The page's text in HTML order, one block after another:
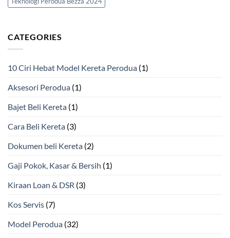
CATEGORIES
10 Ciri Hebat Model Kereta Perodua (1)
Aksesori Perodua (1)
Bajet Beli Kereta (1)
Cara Beli Kereta (3)
Dokumen beli Kereta (2)
Gaji Pokok, Kasar & Bersih (1)
Kiraan Loan & DSR (3)
Kos Servis (7)
Model Perodua (32)